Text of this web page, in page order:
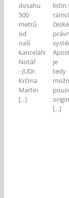
dosahu
500
metrů
od
naší
kanceláře.
Notář
- JUDr.
Krčma
Martin
[...]
listin
rámci
je
tedy
[...]